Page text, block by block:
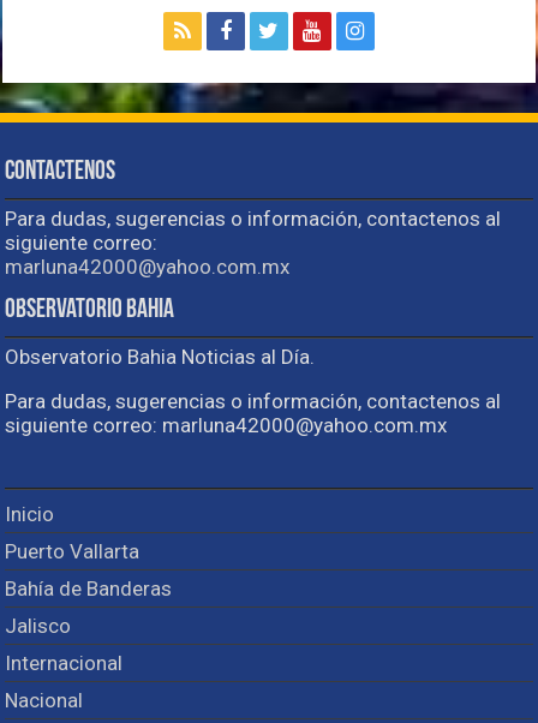
Contactenos
Para dudas, sugerencias o información, contactenos al
siguiente correo:
marluna42000@yahoo.com.mx
Observatorio Bahia
Observatorio Bahia Noticias al Día.
Para dudas, sugerencias o información, contactenos al
siguiente correo: marluna42000@yahoo.com.mx
Inicio
Puerto Vallarta
Bahía de Banderas
Jalisco
Internacional
Nacional